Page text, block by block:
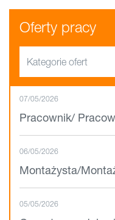
Oferty pracy
Kategorie ofert
07/05/2026
Pracownik/
06/05/2026
Montażysta/
05/05/2026